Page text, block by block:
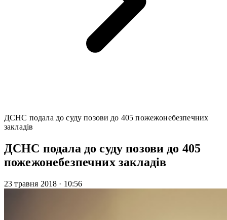
ДСНС подала до суду позови до 405 пожежонебезпечних
закладів
ДСНС подала до суду позови до 405
пожежонебезпечних закладів
23 травня 2018 · 10:56